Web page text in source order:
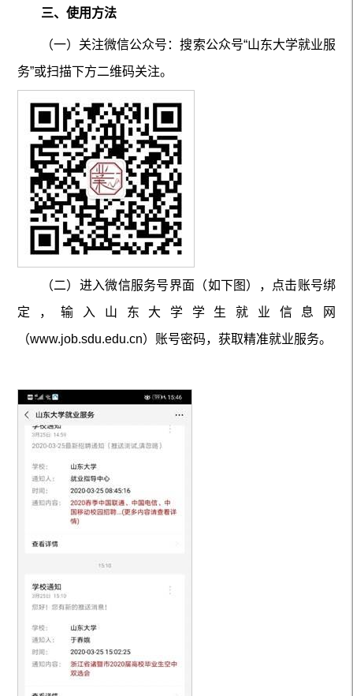
三、使用方法
（一）关注微信公众号 ：搜索公众号“山东大学就业服
务”或扫描下方二维码关注。
（二） 进入微信服务号界面 （如下图 ），点击账号绑
定
，输入山东大学学生就业信息网
（www.job.sdu.edu.cn） 账号密码， 获取精准就业服务。